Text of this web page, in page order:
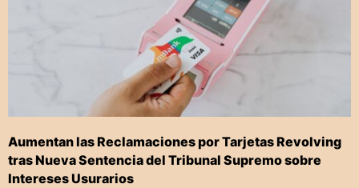
Aumentan las Reclamaciones por Tarjetas Revolving
tras Nueva Sentencia del Tribunal Supremo sobre
Intereses Usurarios